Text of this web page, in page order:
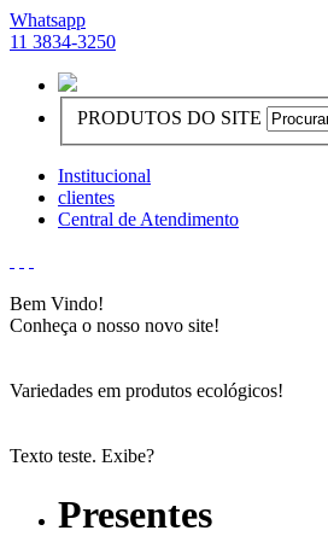
Whatsapp
11 3834-3250
PRODUTOS DO SITE
Institucional
clientes
Central de Atendimento
Bem Vindo!
Conheça o nosso novo site!
Variedades em produtos ecológicos!
Texto teste. Exibe?
Presentes